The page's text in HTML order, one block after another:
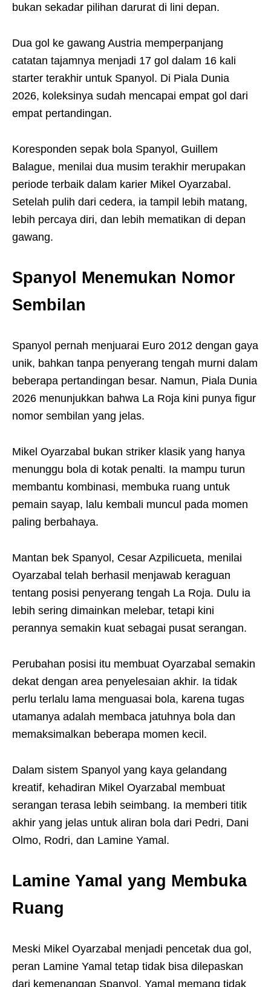
bukan sekadar pilihan darurat di lini depan.
Dua gol ke gawang Austria memperpanjang
catatan tajamnya menjadi 17 gol dalam 16 kali
starter terakhir untuk Spanyol. Di Piala Dunia
2026, koleksinya sudah mencapai empat gol dari
empat pertandingan.
Koresponden sepak bola Spanyol, Guillem
Balague, menilai dua musim terakhir merupakan
periode terbaik dalam karier Mikel Oyarzabal.
Setelah pulih dari cedera, ia tampil lebih matang,
lebih percaya diri, dan lebih mematikan di depan
gawang.
Spanyol Menemukan Nomor
Sembilan
Spanyol pernah menjuarai Euro 2012 dengan gaya
unik, bahkan tanpa penyerang tengah murni dalam
beberapa pertandingan besar. Namun, Piala Dunia
2026 menunjukkan bahwa La Roja kini punya figur
nomor sembilan yang jelas.
Mikel Oyarzabal bukan striker klasik yang hanya
menunggu bola di kotak penalti. Ia mampu turun
membantu kombinasi, membuka ruang untuk
pemain sayap, lalu kembali muncul pada momen
paling berbahaya.
Mantan bek Spanyol, Cesar Azpilicueta, menilai
Oyarzabal telah berhasil menjawab keraguan
tentang posisi penyerang tengah La Roja. Dulu ia
lebih sering dimainkan melebar, tetapi kini
perannya semakin kuat sebagai pusat serangan.
Perubahan posisi itu membuat Oyarzabal semakin
dekat dengan area penyelesaian akhir. Ia tidak
perlu terlalu lama menguasai bola, karena tugas
utamanya adalah membaca jatuhnya bola dan
memaksimalkan beberapa momen kecil.
Dalam sistem Spanyol yang kaya gelandang
kreatif, kehadiran Mikel Oyarzabal membuat
serangan terasa lebih seimbang. Ia memberi titik
akhir yang jelas untuk aliran bola dari Pedri, Dani
Olmo, Rodri, dan Lamine Yamal.
Lamine Yamal yang Membuka
Ruang
Meski Mikel Oyarzabal menjadi pencetak dua gol,
peran Lamine Yamal tetap tidak bisa dilepaskan
dari kemenangan Spanyol. Yamal memang tidak